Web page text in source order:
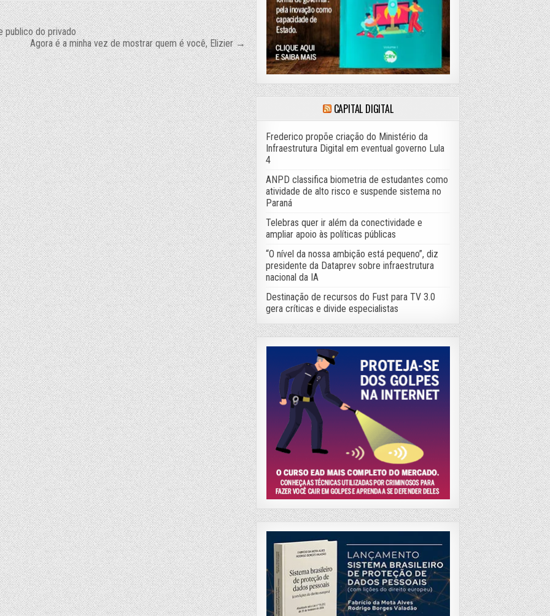
publico do privado
Agora é a minha vez de mostrar quem é você, Elizier →
CAPITAL DIGITAL
Frederico propõe criação do Ministério da
Infraestrutura Digital em eventual governo Lula
4
ANPD classifica biometria de estudantes como
atividade de alto risco e suspende sistema no
Paraná
Telebras quer ir além da conectividade e
ampliar apoio às políticas públicas
“O nível da nossa ambição está pequeno”, diz
presidente da Dataprev sobre infraestrutura
nacional da IA
Destinação de recursos do Fust para TV 3.0
gera críticas e divide especialistas